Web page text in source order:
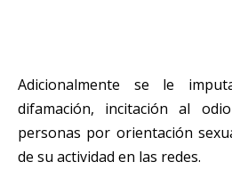
Adicionalmente se le
difamación, incitación al
personas por orientación
de su actividad en las redes.